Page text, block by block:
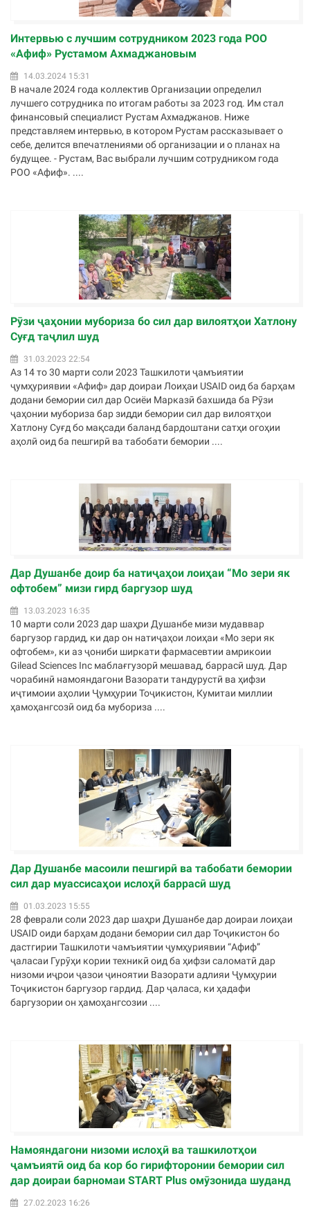
Интервью с лучшим сотрудником 2023 года РОО
«Афиф» Рустамом Ахмаджановым
14.03.2024 15:31
В начале 2024 года коллектив Организации определил
лучшего сотрудника по итогам работы за 2023 год. Им стал
финансовый специалист Рустам Ахмаджанов. Ниже
представляем интервью, в котором Рустам рассказывает о
себе, делится впечатлениями об организации и о планах на
будущее. - Рустам, Вас выбрали лучшим сотрудником года
РОО «Афиф». ....
Рӯзи ҷаҳонии мубориза бо сил дар вилоятҳои Хатлону
Суғд таҷлил шуд
31.03.2023 22:54
Аз 14 то 30 марти соли 2023 Ташкилоти ҷамъиятии
ҷумҳуриявии «Афиф» дар доираи Лоиҳаи USAID оид ба барҳам
додани бемории сил дар Осиёи Марказӣ бахшида ба Рӯзи
ҷаҳонии мубориза бар зидди бемории сил дар вилоятҳои
Хатлону Суғд бо мақсади баланд бардоштани сатҳи огоҳии
аҳолӣ oид ба пешгирӣ ва табобати бемории ....
Дар Душанбе доир ба натиҷаҳои лоиҳаи “Мо зери як
офтобем” мизи гирд баргузор шуд
13.03.2023 16:35
10 марти соли 2023 дар шаҳри Душанбе мизи мудаввар
баргузор гардид, ки дар он натиҷаҳои лоиҳаи «Мо зери як
офтобем», ки аз ҷониби ширкати фармасевтии амрикоии
Gilead Sciences Inc маблағгузорӣ мешавад, баррасӣ шуд. Дар
чорабинӣ намояндагони Вазорати тандурустӣ ва ҳифзи
иҷтимоии аҳолии Ҷумҳурии Тоҷикистон, Кумитаи миллии
ҳамоҳангсозӣ оид ба мубориза ....
Дар Душанбе масоили пешгирӣ ва табобати бемории
сил дар муассисаҳои ислоҳӣ баррасӣ шуд
01.03.2023 15:55
28 феврали соли 2023 дар шаҳри Душанбе дар доираи лоиҳаи
USAID оиди барҳам додани бемории сил дар Тоҷикистон бо
дастгирии Ташкилоти чамъиятии ҷумҳуриявии “Aфиф”
ҷаласаи Гурӯҳи кории техникӣ оид ба ҳифзи саломатӣ дар
низоми иҷрои ҷазои ҷиноятии Вазорати адлияи Ҷумҳурии
Тоҷикистон баргузор гардид. Дар ҷаласа, ки ҳадафи
баргузории он ҳамоҳангсозии ....
Намояндагони низоми ислоҳӣ ва ташкилотҳои
ҷамъиятӣ оид ба кор бо гирифторонии бемории сил
дар доираи барномаи START Plus омӯзонида шуданд
27.02.2023 16:26